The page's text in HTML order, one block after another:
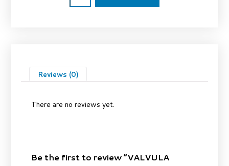
Reviews (0)
There are no reviews yet.
Be the first to review “VALVULA